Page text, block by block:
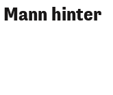
hinter